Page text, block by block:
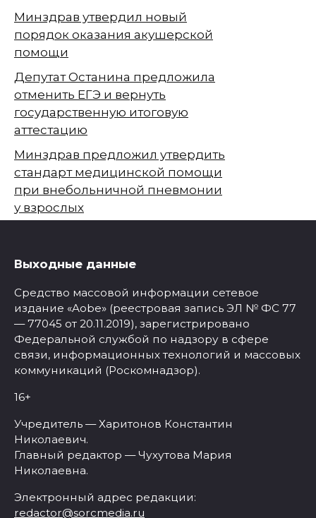
Минздрав утвердил новый
порядок оказания акушерской
помощи
Депутат Останина предложила
отменить ЕГЭ и вернуть
государственную итоговую
аттестацию
Минздрав предложил утвердить
стандарт медицинской помощи
при внебольничной пневмонии
у взрослых
Выходные данные
Средство массовой информации сетевое
издание «Aobe» (реестровая запись ЭЛ № ФС 77
— 77045 от 20.11.2019), зарегистрировано
Федеральной службой по надзору в сфере
связи, информационных технологий и массовых
коммуникаций (Роскомнадзор).
16+
Учредитель — Харитонов Константин
Николаевич.
Главный редактор — Чухутова Мария
Николаевна.
Электронный адрес редакции:
redactor@sorcmedia.ru